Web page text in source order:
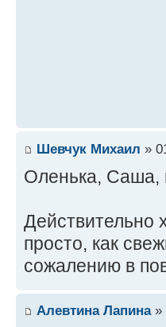
Шевчук Михаил »
Оленька, Саша,
Действительно
просто, как
сожалению в
Алевтина Лапина»